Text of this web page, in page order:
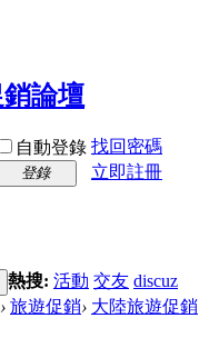
自動登錄 找回密碼
登錄
立即註冊
熱搜: 活動 交友 discuz
› 旅遊促銷› 大陸旅遊促銷